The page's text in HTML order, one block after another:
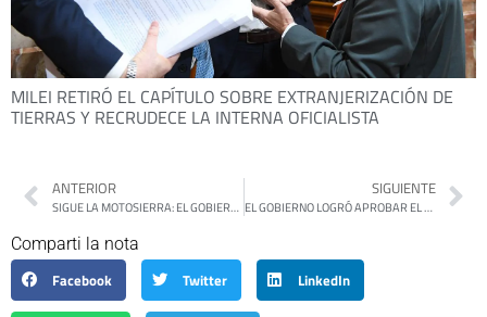
MILEI RETIRÓ EL CAPÍTULO SOBRE EXTRANJERIZACIÓN DE
TIERRAS Y RECRUDECE LA INTERNA OFICIALISTA
ANTERIOR
SIGUE LA MOTOSIERRA: EL GOBIERNO RECORTÓ UN 50% DE LOS SUBSIDIOS EN DOS MESES
SIGUIENTE
EL GOBIERNO LOGRÓ APROBAR EL DNU SOBRE EL ACUERDO CON EL FMI EN DIPUTADOS
Comparti la nota
Facebook
Twitter LinkedIn